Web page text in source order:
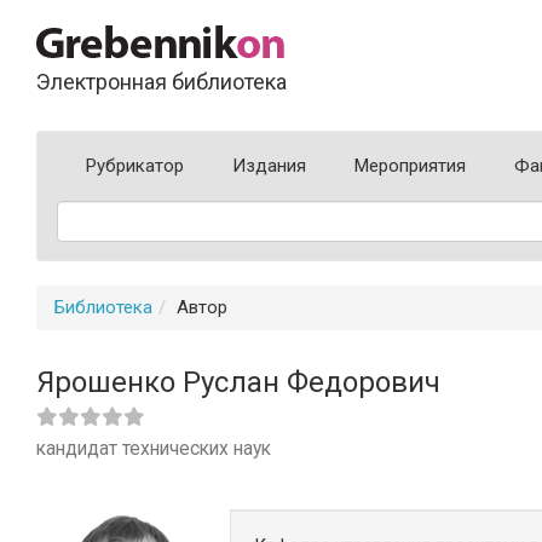
Электронная библиотека
Рубрикатор Издания Мероприятия
Библиотека Автор
Ярошенко Руслан Федорович
кандидат технических наук